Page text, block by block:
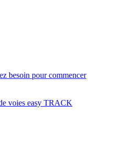
besoin pour commencer
voies easy TRACK